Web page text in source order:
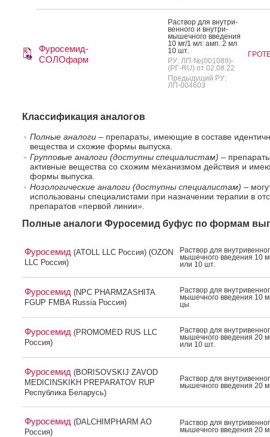
Фуросемид-
СОЛОфарм
Рас­твор для внут­ри­
вен­но­го и внут­ри­
мышеч­но­го вве­дения
10 мг/1 мл: амп. 2 мл
10 шт.
РУ: ЛП-№(001089)-
(РГ-RU) от 02.08.22
Предыдущий РУ:
ЛП-004603
Классификация аналогов
Полные аналоги– препараты, имеющие в составе
вещества и схожие формы выпуска.
Групповые аналоги (доступны специалистам) –
активные вещества со схожим механизмом действия и
формы выпуска.
Нозологические аналоги (доступны специалистам) –
использованы специалистами при назначении терапии в
препаратов «первой линии».
Полные аналоги Фуросемид буфус по формам
Фуросемид (ATOLL LLC Россия) (OZON
LLC Россия)
Рас­твор для
мышеч­но­го вве­дения 10
или 10 шт.
Фуросемид (NPC PHARMZASHITA
FGUP FMBA Russia Россия)
Рас­твор для
мышеч­но­го вве­дения 10
цы
Фуросемид (PROMOMED RUS LLC
Россия)
Рас­твор для
мышеч­но­го вве­дения 20
или 10 шт.
Фуросемид (BORISOVSKIJ ZAVOD
MEDICINSKIKH PREPARATOV RUP
Республика Беларусь)
Рас­твор для
мышеч­но­го вве­дения 20
Фуросемид (DALCHIMPHARM AO
Россия)
Рас­твор для
мышеч­но­го вве­дения 20